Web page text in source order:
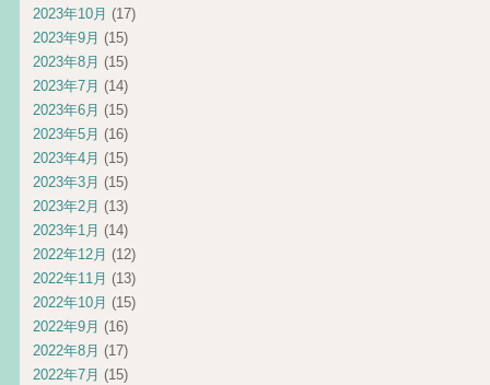
2023年10月 (17)
2023年9月 (15)
2023年8月 (15)
2023年7月 (14)
2023年6月 (15)
2023年5月 (16)
2023年4月 (15)
2023年3月 (15)
2023年2月 (13)
2023年1月 (14)
2022年12月 (12)
2022年11月 (13)
2022年10月 (15)
2022年9月 (16)
2022年8月 (17)
2022年7月 (15)